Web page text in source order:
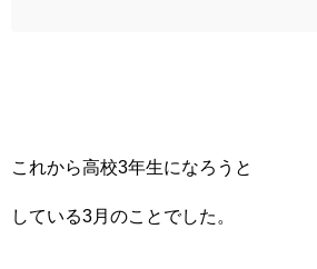
これから高校3年生になろうと
している3月のことでした。